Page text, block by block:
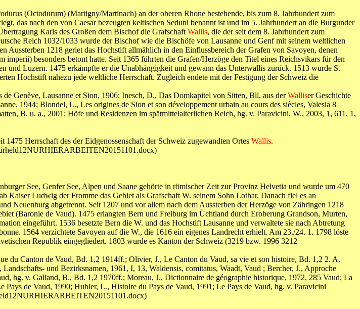
(Octodurum) (Martigny/Martinach) an der oberen Rhone bestehende, bis zum 8. Jahrhundert zum
das nach den von Caesar bezeugten keltischen Seduni benannt ist und im 5. Jahrhundert an die Burgunder
Karls des Großen dem Bischof die Grafschaft Wallis, die der seit dem 8. Jahrhundert zum
Reich 1032/1033 wurde der Bischof wie die Bischöfe von Lausanne und Genf mit seinem weltlichen
1218 geriet das Hochstift allmählich in den Einflussbereich der Grafen von Savoyen, denen
besonders betont hatte. Seit 1365 führten die Grafen/Herzöge den Titel eines Reichsvikars für den
Luzern. 1475 erkämpfte er die Unabhängigkeit und gewann das Unterwallis zurück. 1513 wurde S.
Hochstift nahezu jede weltliche Herrschaft. Zugleich endete mit der Festigung der Schweiz die
Genève, Lausanne et Sion, 1906; Inesch, D., Das Domkapitel von Sitten, Bll. aus derWalliser Geschichte
1944; Blondel, L., Les origines de Sion et son développement urbain au cours des siècles, Valesia 8
B. u. a., 2001; Höfe und Residenzen im spätmittelalterlichen Reich, hg. v. Paravicini, W., 2003, 1, 611, 1,
Herrschaft des der Eidgenossenschaft der Schweiz zugewandten Ortes Wallis.
See, Genfer See, Alpen und Saane gehörte in römischer Zeit zur Provinz Helvetia und wurde um 470
Kaiser Ludwig der Fromme das Gebiet als Grafschaft W. seinem Sohn Lothar. Danach fiel es an
Neuenburg abgetrennt. Seit 1207 und vor allem nach dem Aussterben der Herzöge von Zähringen 1218
(Baronie de Vaud). 1475 erlangten Bern und Freiburg im Üchtland durch Eroberung Grandson, Murten,
eingeführt. 1536 besetzte Bern die W. und das Hochstift Lausanne und verwaltete sie nach Abtretung
1564 verzichtete Savoyen auf die W., die 1616 ein eigenes Landrecht erhielt. Am 23./24. 1. 1798 löste
Republik eingegliedert. 1803 wurde es Kanton der Schweiz (3219 bzw. 1996 3212
du Canton de Vaud, Bd. 1,2 1914ff.; Olivier, J., Le Canton du Vaud, sa vie et son histoire, Bd. 1,2 2. A.
und Bezirksnamen, 1961, I, 13, Waldensis, comitatus, Waadt, Vaud ; Bercher, J., Approche
hg. v. Galland, B., Bd. 1,2 1970ff.; Moreau, J., Dictionnaire de géographie historique, 1972, 285 Vaud; La
de Vaud, 1990; Hubler, L., Histoire du Pays de Vaud, 1991; Le Pays de Vaud, hg. v. Paravicini